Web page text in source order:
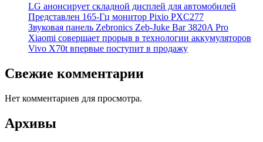
LG анонсирует складной дисплей для автомобилей
Представлен 165-Гц монитор Pixio PXC277
Звуковая панель Zebronics Zeb-Juke Bar 3820A Pro
Xiaomi совершает прорыв в технологии аккумуляторов
Vivo X70t впервые поступит в продажу
Свежие комментарии
Нет комментариев для просмотра.
Архивы